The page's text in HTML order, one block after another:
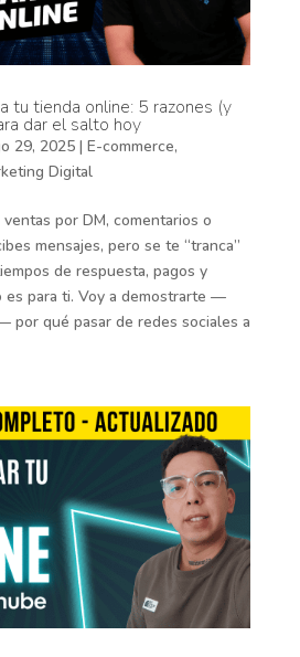
tu tienda online: 5 razones (y
dar el salto hoy
29, 2025| E-commerce,
Digital
por DM, comentarios o
mensajes, pero se te “tranca”
de respuesta, pagos y
para ti. Voy a demostrarte —
por qué pasar de redes sociales a